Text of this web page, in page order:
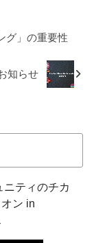
グ」の重要性
知らせ
ティのチカ
ン in